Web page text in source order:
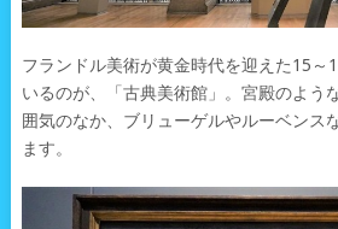
フランドル美術が黄金時代を迎えた15～
いるのが、「古典美術館」。宮殿のよう
囲気のなか、ブリューゲルやルーベンス
ます。